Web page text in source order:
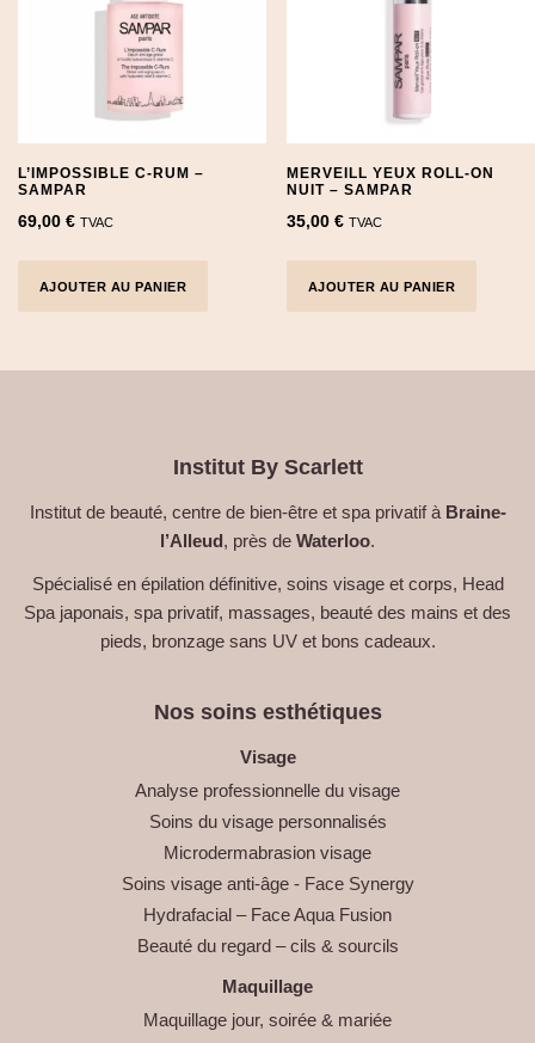
L’IMPOSSIBLE C-RUM –
SAMPAR
69,00 € TVAC
AJOUTER AU PANIER
MERVEILL YEUX ROLL-ON
NUIT – SAMPAR
35,00€ TVAC
AJOUTER AU PANIER
Institut By Scarlett
Institut de beauté, centre de bien-être et spa privatif à Braine-
l’Alleud, près de Waterloo.
Spécialisé en épilation définitive, soins visage et corps, Head
Spa japonais, spa privatif, massages, beauté des mains et des
pieds, bronzage sans UV et bons cadeaux.
Nos soins esthétiques
Visage
Analyse professionnelle du visage
Soins du visage personnalisés
Microdermabrasion visage
Soins visage anti-âge - Face Synergy
Hydrafacial – Face Aqua Fusion
Beauté du regard – cils & sourcils
Maquillage
Maquillage jour, soirée & mariée